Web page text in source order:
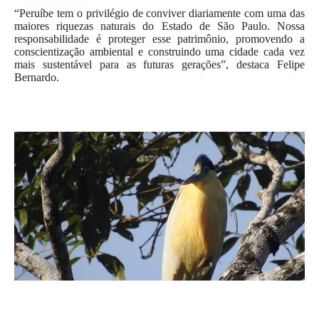
“Peruíbe tem o privilégio de conviver diariamente com uma das
maiores riquezas naturais do Estado de São Paulo. Nossa
responsabilidade é proteger esse patrimônio, promovendo a
conscientização ambiental e construindo uma cidade cada vez
mais sustentável para as futuras gerações”, destaca Felipe
Bernardo.